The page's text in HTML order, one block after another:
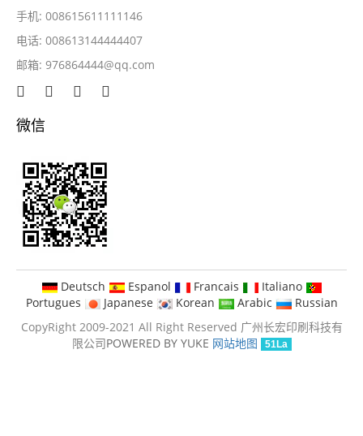
手机: 008615611111146
电话: 008613144444407
邮箱: 976864444@qq.com
微信
Deutsch Espanol Francais
Italiano
Portugues
Japanese Korean Arabic
Russian
CopyRight 2009-2021 All Right Reserved 广州长宏印刷科技有
限公司POWERED BY YUKE 网站地图 51La